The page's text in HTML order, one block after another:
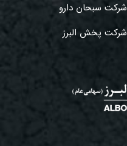
شرکت سبحان دارو
شرکت پخش البرز